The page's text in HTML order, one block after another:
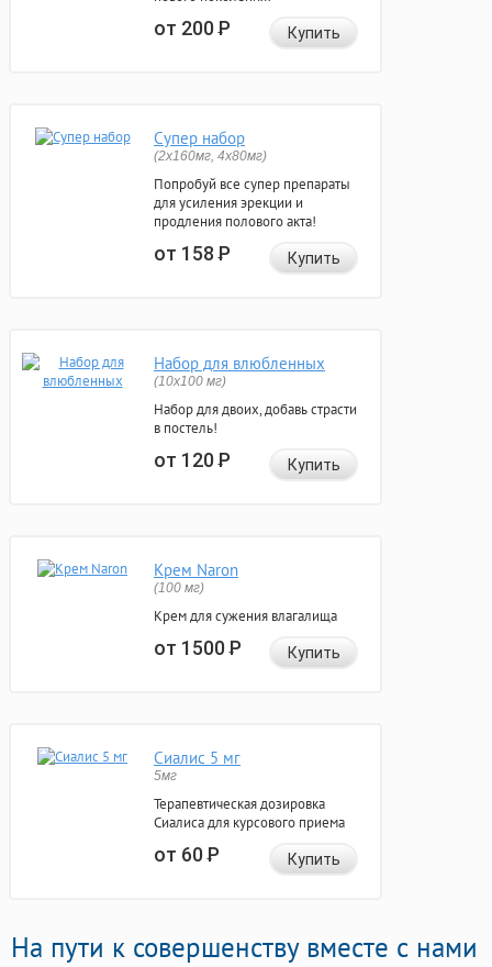
от 200Р Купить
Супер набор
(2х160мг, 4х80мг)
Попробуй все супер препараты
для усиления эрекции и
продления полового акта!
от 158Р Купить
Набор для влюбленных
(10х100 мг)
Набор для двоих, добавь страсти
в постель!
от 120Р Купить
Крем Naron
(100 мг)
Крем для сужения влагалища
от 1500Р Купить
Сиалис 5 мг
5мг
Терапевтическая дозировка
Сиалиса для курсового приема
от 60Р Купить
На пути к совершенству вместе с нами